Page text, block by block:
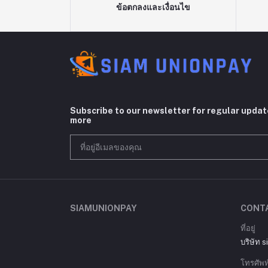
ข้อตกลงและเงื่อนไข
Subscribe to our newsletter for regular
more
SIAMUNIONPAY
ที่อยู่
บริษัท
โทรศัพ